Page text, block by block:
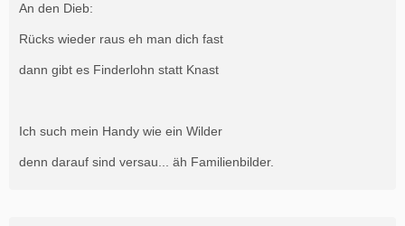
An den Dieb:
Rücks wieder raus eh man dich fast
dann gibt es Finderlohn statt Knast
Ich such mein Handy wie ein Wilder
denn darauf sind versau... äh Familienbilder.